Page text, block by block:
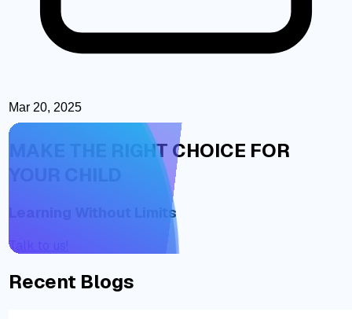
Mar 20, 2025
MAKE THE RIGHT CHOICE FOR
YOUR CHILD
Learning Without Limits
Talk to us!
Recent Blogs